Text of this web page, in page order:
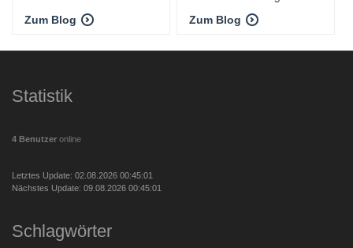
Zum Blog
Arztpraxen
Zum Blog
Statistik
4 Benutzer online
Letztes Update: 02.08.2026 00:45:01
Nächstes Update: 09.08.2026 00:45:01
Schlagwörter